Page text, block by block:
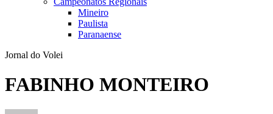
Mineiro
Paulista
Paranaense
Jornal do Volei
FABINHO MONTEIRO